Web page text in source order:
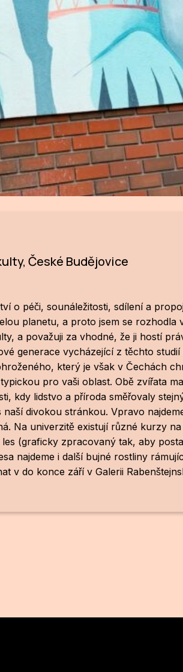
České Budějovice
o péči, sounáležitosti, sdílení a
planetu, a proto jsem se rozhodla
a považuji za vhodné, že ji hostí
generace vycházející z těchto
který je však v Čechách
pro vaši oblast. Obě zvířata
kdy lidstvo a příroda směřovaly
divokou stránkou. Vpravo
Na univerzitě existují různé kurzy
(graficky zpracovaný tak, aby
najdeme i další bujné rostliny
v do konce září v Galerii